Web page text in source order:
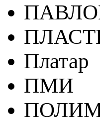
Платар
ПМИ